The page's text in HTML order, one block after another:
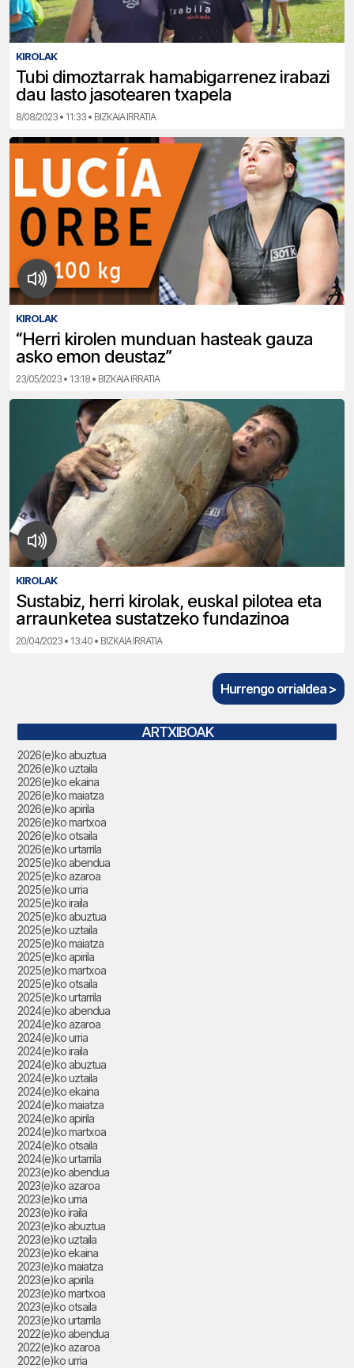
KIROLAK
Tubi dimoztarrak hamabigarrenez irabazi
dau lasto jasotearen txapela
8/08/2023 • 11:33 • BIZKAIA IRRATIA
KIROLAK
“Herri kirolen munduan hasteak gauza
asko emon deustaz”
23/05/2023 • 13:18 • BIZKAIA IRRATIA
KIROLAK
Sustabiz, herri kirolak, euskal pilotea eta
arraunketea sustatzeko fundazinoa
20/04/2023 • 13:40 • BIZKAIA IRRATIA
Hurrengo orrialdea >
ARTXIBOAK
2026(e)ko abuztua
2026(e)ko uztaila
2026(e)ko ekaina
2026(e)ko maiatza
2026(e)ko apirila
2026(e)ko martxoa
2026(e)ko otsaila
2026(e)ko urtarrila
2025(e)ko abendua
2025(e)ko azaroa
2025(e)ko urria
2025(e)ko iraila
2025(e)ko abuztua
2025(e)ko uztaila
2025(e)ko maiatza
2025(e)ko apirila
2025(e)ko martxoa
2025(e)ko otsaila
2025(e)ko urtarrila
2024(e)ko abendua
2024(e)ko azaroa
2024(e)ko urria
2024(e)ko iraila
2024(e)ko abuztua
2024(e)ko uztaila
2024(e)ko ekaina
2024(e)ko maiatza
2024(e)ko apirila
2024(e)ko martxoa
2024(e)ko otsaila
2024(e)ko urtarrila
2023(e)ko abendua
2023(e)ko azaroa
2023(e)ko urria
2023(e)ko iraila
2023(e)ko abuztua
2023(e)ko uztaila
2023(e)ko ekaina
2023(e)ko maiatza
2023(e)ko apirila
2023(e)ko martxoa
2023(e)ko otsaila
2023(e)ko urtarrila
2022(e)ko abendua
2022(e)ko azaroa
2022(e)ko urria